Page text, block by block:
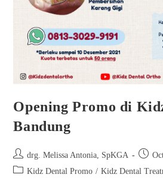
Opening Promo di
Bandung
drg. Melissa Antonia, SpKGA
Kidz Dental Promo / Kidz Dental